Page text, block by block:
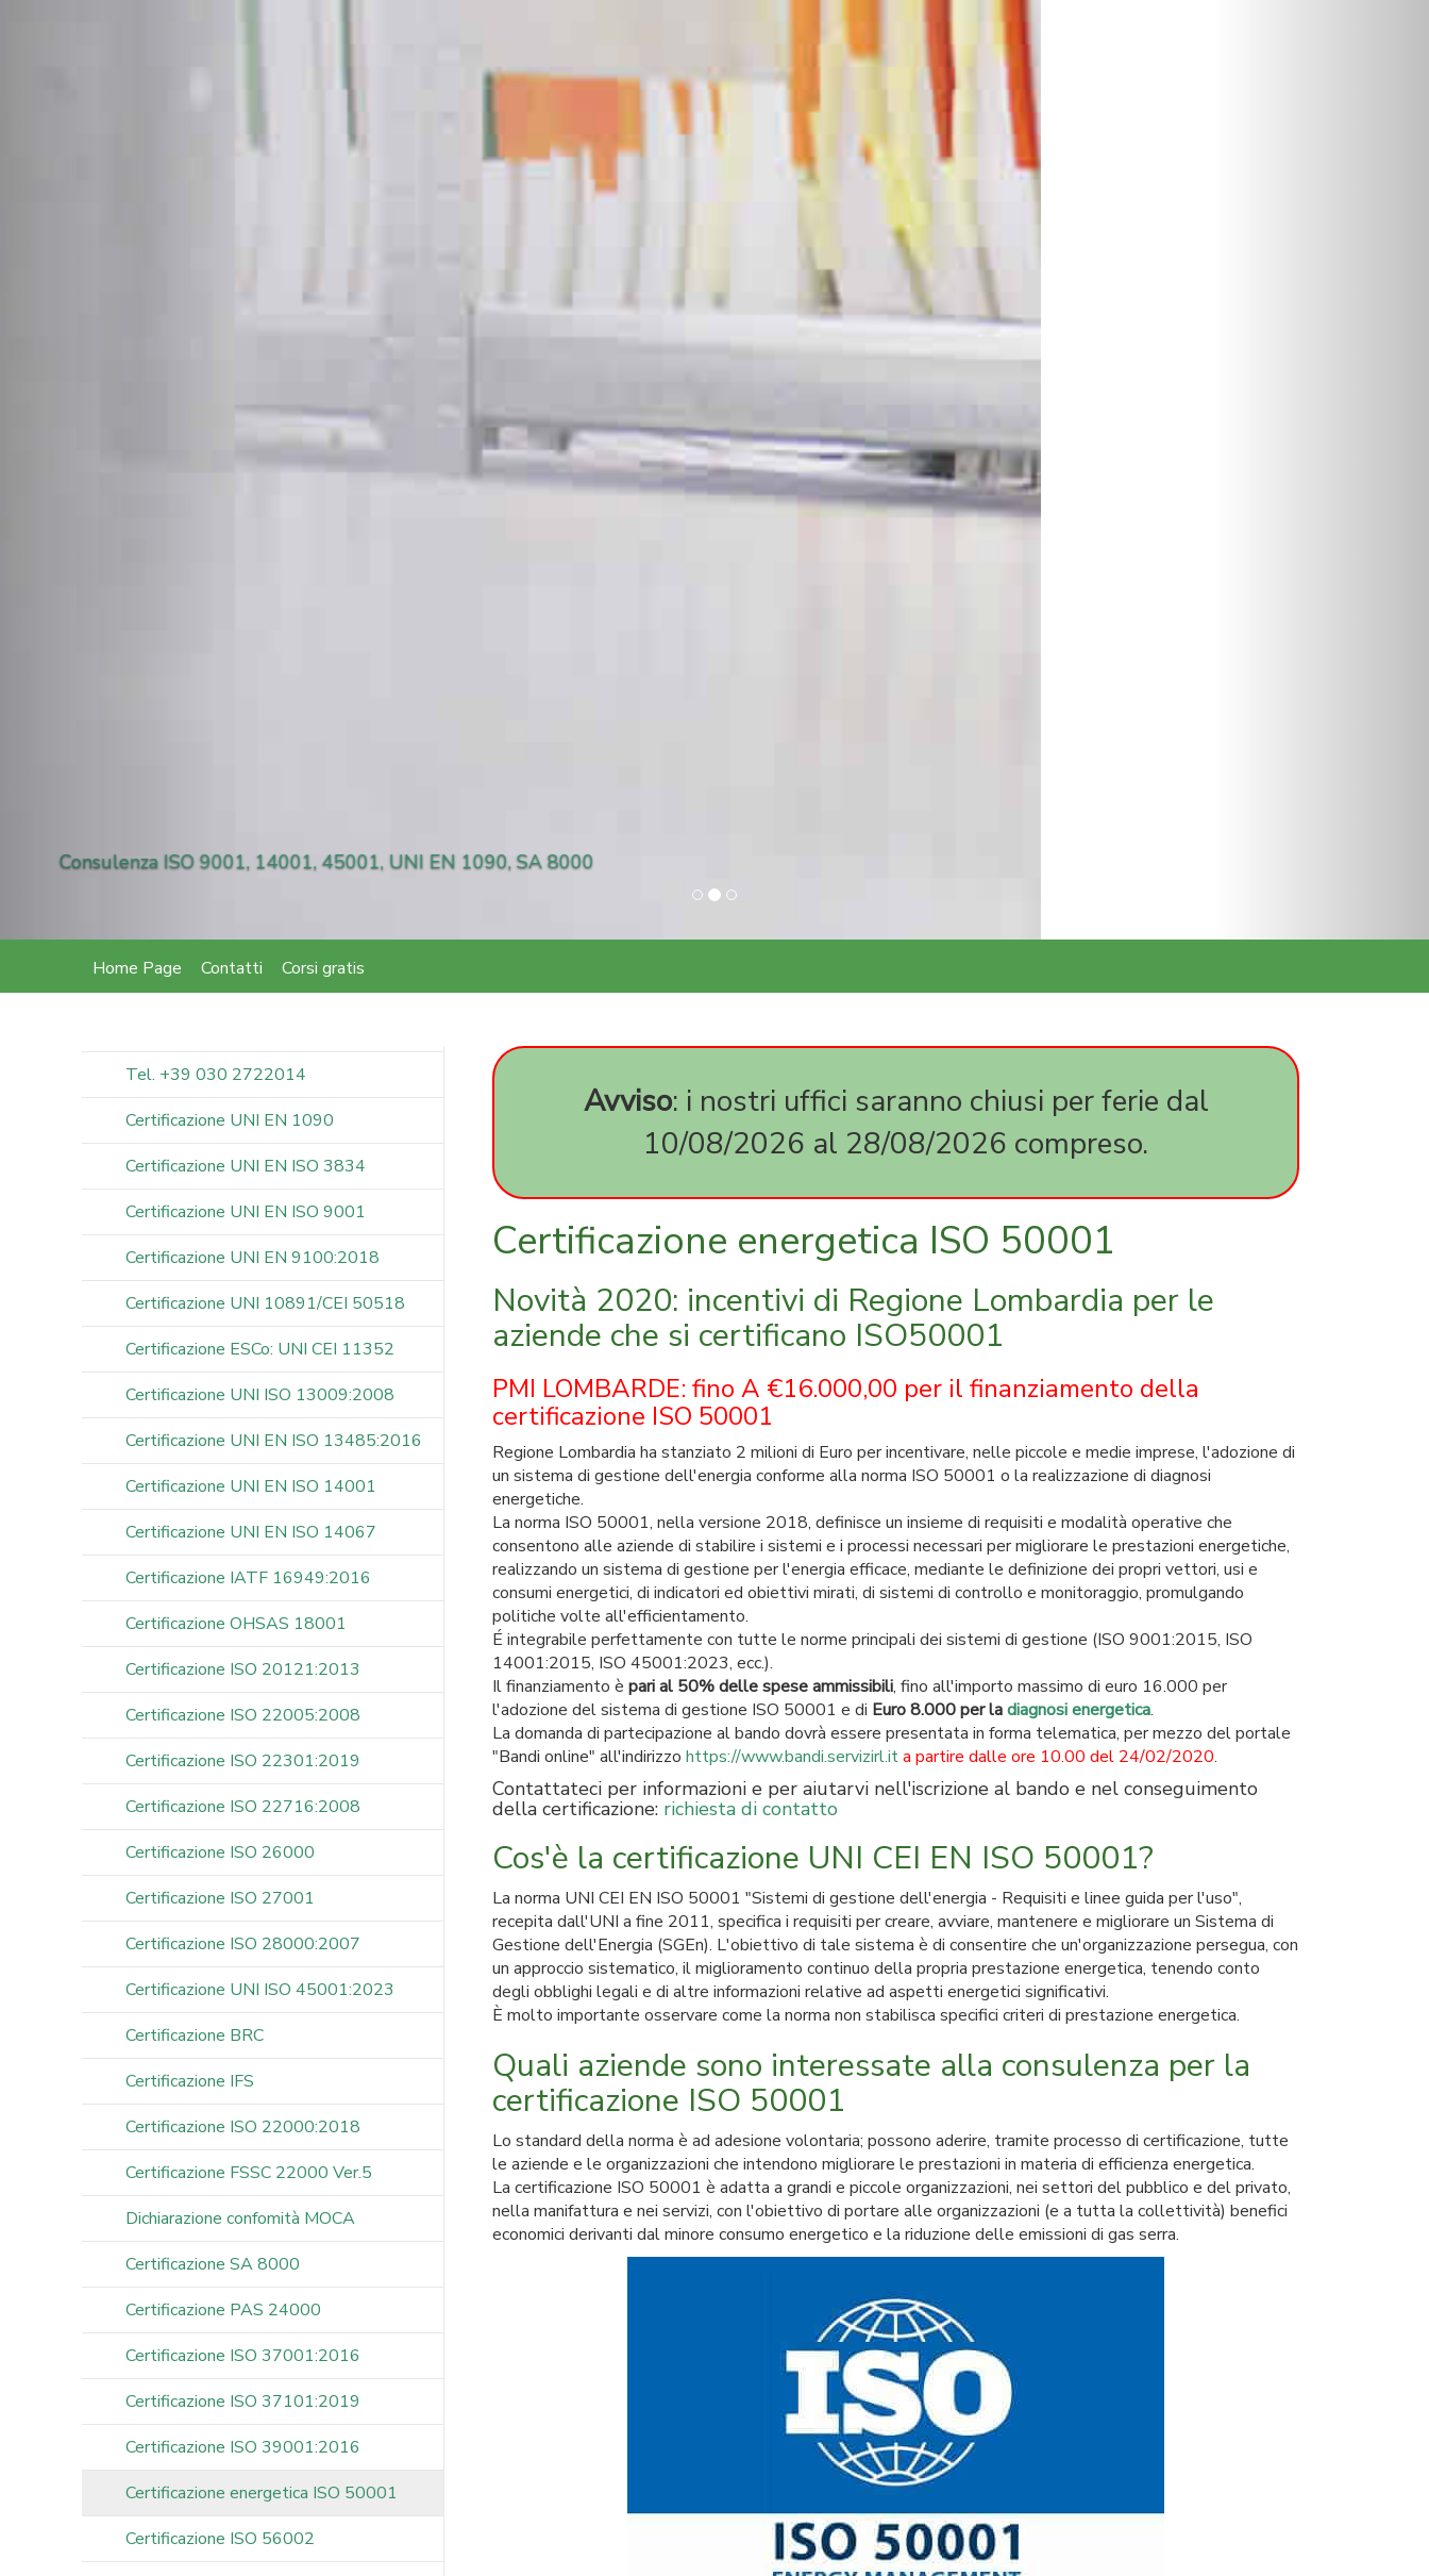
Consulente ISO 9001, 14001, 45001, 27001, 50001, UNI EN 1090
Home Page Contatti Corsi gratis
Tel. +39 030 2722014
Certificazione UNI EN 1090
Certificazione UNI EN ISO 3834
Certificazione UNI EN ISO 9001
Certificazione UNI EN 9100:2018
Certificazione UNI 10891/CEI 50518
Certificazione ESCo: UNI CEI 11352
Certificazione UNI ISO 13009:2008
Certificazione UNI EN ISO 13485:2016
Certificazione UNI EN ISO 14001
Certificazione UNI EN ISO 14067
Certificazione IATF 16949:2016
Certificazione OHSAS 18001
Certificazione ISO 20121:2013
Certificazione ISO 22005:2008
Certificazione ISO 22301:2019
Certificazione ISO 22716:2008
Certificazione ISO 26000
Certificazione ISO 27001
Certificazione ISO 28000:2007
Certificazione UNI ISO 45001:2023
Certificazione BRC
Certificazione IFS
Certificazione ISO 22000:2018
Certificazione FSSC 22000 Ver.5
Dichiarazione confomità MOCA
Certificazione SA 8000
Certificazione PAS 24000
Certificazione ISO 37001:2016
Certificazione ISO 37101:2019
Certificazione ISO 39001:2016
Certificazione energetica ISO 50001
Certificazione ISO 56002
Avviso: i nostri uffici saranno chiusi per ferie dal
10/08/2026 al 28/08/2026 compreso.
Certificazione energetica ISO 50001
Novità 2020: incentivi di Regione Lombardia per le
aziende che si certificano ISO50001
PMI LOMBARDE: fino A €16.000,00 per il finanziamento della
certificazione ISO 50001
Regione Lombardia ha stanziato 2 milioni di Euro per incentivare, nelle piccole e medie imprese, l'adozione di
un sistema di gestione dell'energia conforme alla norma ISO 50001 o la realizzazione di diagnosi
energetiche.
La norma ISO 50001, nella versione 2018, definisce un insieme di requisiti e modalità operative che
consentono alle aziende di stabilire i sistemi e i processi necessari per migliorare le prestazioni energetiche,
realizzando un sistema di gestione per l'energia efficace, mediante le definizione dei propri vettori, usi e
consumi energetici, di indicatori ed obiettivi mirati, di sistemi di controllo e monitoraggio, promulgando
politiche volte all'efficientamento.
É integrabile perfettamente con tutte le norme principali dei sistemi di gestione (ISO 9001:2015, ISO
14001:2015, ISO 45001:2023, ecc.).
Il finanziamento è pari al 50% delle spese ammissibili, fino all'importo massimo di euro 16.000 per
l'adozione del sistema di gestione ISO 50001 e di Euro 8.000 per ladiagnosi energetica.
La domanda di partecipazione al bando dovrà essere presentata in forma telematica, per mezzo del portale
"Bandi online" all'indirizzo https://www.bandi.servizirl.ita partire dalle ore 10.00 del 24/02/2020.
Contattateci per informazioni e per aiutarvi nell'iscrizione al bando e nel conseguimento
della certificazione: richiesta di contatto
Cos'è la certificazione UNI CEI EN ISO 50001?
La norma UNI CEI EN ISO 50001 "Sistemi di gestione dell'energia - Requisiti e linee guida per l'uso",
recepita dall'UNI a fine 2011, specifica i requisiti per creare, avviare, mantenere e migliorare un Sistema di
Gestione dell'Energia (SGEn). L'obiettivo di tale sistema è di consentire che un'organizzazione persegua, con
un approccio sistematico, il miglioramento continuo della propria prestazione energetica, tenendo conto
degli obblighi legali e di altre informazioni relative ad aspetti energetici significativi.
È molto importante osservare come la norma non stabilisca specifici criteri di prestazione energetica.
Quali aziende sono interessate alla consulenza per la
certificazione ISO 50001
Lo standard della norma è ad adesione volontaria; possono aderire, tramite processo di certificazione, tutte
le aziende e le organizzazioni che intendono migliorare le prestazioni in materia di efficienza energetica.
La certificazione ISO 50001 è adatta a grandi e piccole organizzazioni, nei settori del pubblico e del privato,
nella manifattura e nei servizi, con l'obiettivo di portare alle organizzazioni (e a tutta la collettività) benefici
economici derivanti dal minore consumo energetico e la riduzione delle emissioni di gas serra.